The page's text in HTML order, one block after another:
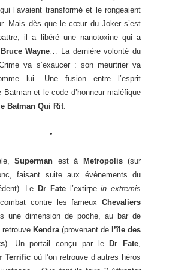
l’avaient transformé et le rongeaient
Mais dès que le cœur du Joker s’est
il a libéré une nanotoxine qui a
Bruce Wayne … La dernière volonté du
va s’exaucer : son meurtrier va
lui. Une fusion entre l’esprit
Batman et le code d’honneur maléfique
Batman Qui Rit
•
Superman est à Metropolis(sur
faisant suite aux évènements du
LeDr Fatel’extirpein extremis
contre les fameux Chevaliers
une dimension de poche, au bar de
retrouve Kendra (provenant de l’île des
). Un portail conçu par leDr Fate
Terrific où l’on retrouve d’autres héros